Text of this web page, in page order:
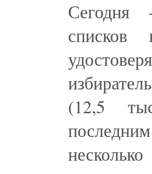
Сегодня
списков
(12,5